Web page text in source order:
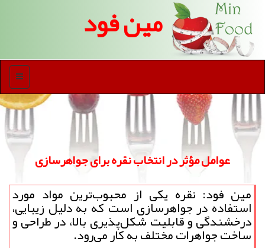
مین فود
منو
عوامل مؤثر در انتخاب نقره برای جواهرسازی
مین فود: نقره یکی از محبوب‌ترین مواد مورد
استفاده در جواهرسازی است که به دلیل زیبایی،
درخشندگی و قابلیت شکل‌پذیری بالا، در طراحی و
ساخت جواهرات مختلف به کار می‌رود.